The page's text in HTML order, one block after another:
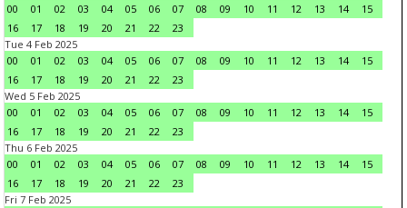
00
01 02 03 04 05 06 07 08 09 10 11 12 13 14
15
16
17 18 19 20 21 22
23
Tue 4 Feb 2025
00
01 02 03 04 05 06 07 08 09 10 11 12 13 14
15
16
17 18 19 20 21 22
23
Wed 5 Feb 2025
00
01 02 03 04 05 06 07 08 09 10 11 12 13 14
15
16
17 18 19 20 21 22
23
Thu 6 Feb 2025
00
01 02 03 04 05 06 07 08 09 10 11 12 13 14
15
16
17 18 19 20 21 22
23
Fri 7 Feb 2025